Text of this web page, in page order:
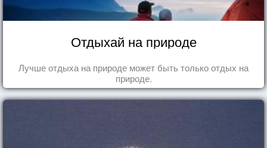
Отдыхай на природе
Лучше отдыха на природе может быть только отдых на
природе.